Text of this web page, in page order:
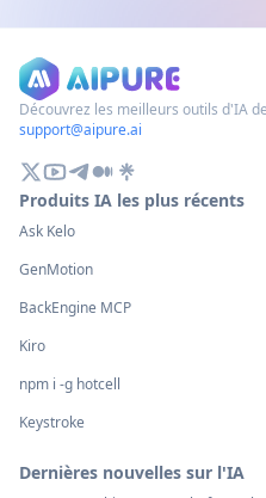
Découvrez les meilleurs outils d'IA
support@aipure.ai
Produits IA les plus récents
Ask Kelo
GenMotion
BackEngine MCP
Kiro
npm i -g hotcell
Keystroke
Dernières nouvelles sur l'IA